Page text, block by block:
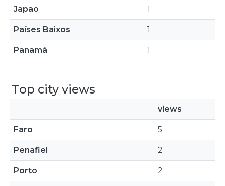
Japão 1
Países Baixos 1
Panamá 1
Top city views
views
Faro 5
Penafiel 2
Porto 2